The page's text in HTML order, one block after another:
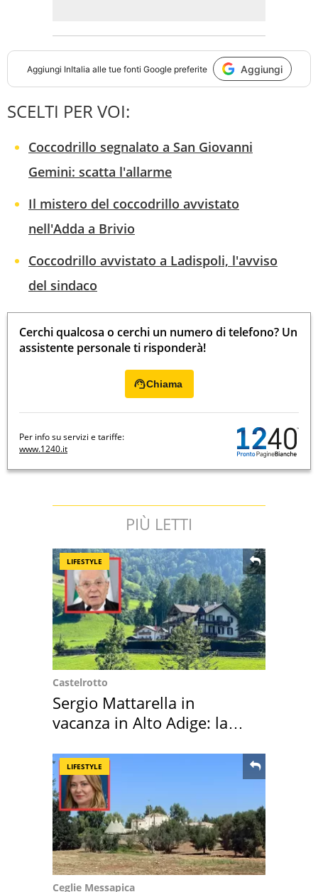
Aggiungi InItalia alle tue fonti Google preferite Aggiungi
SCELTI PER VOI:
Coccodrillo segnalato a San Giovanni
Gemini: scatta l'allarme
Il mistero del coccodrillo avvistato
nell'Adda a Brivio
Coccodrillo avvistato a Ladispoli, l'avviso
del sindaco
Cerchi qualcosa o cerchi un numero di telefono? Un
assistente personale ti risponderà!
Chiama
Per info su servizi e tariffe:
www.1240.it
PIÙ LETTI
LIFESTYLE
Castelrotto
Sergio Mattarella in
vacanza in Alto Adige: la
LIFESTYLE
Ceglie Messapica